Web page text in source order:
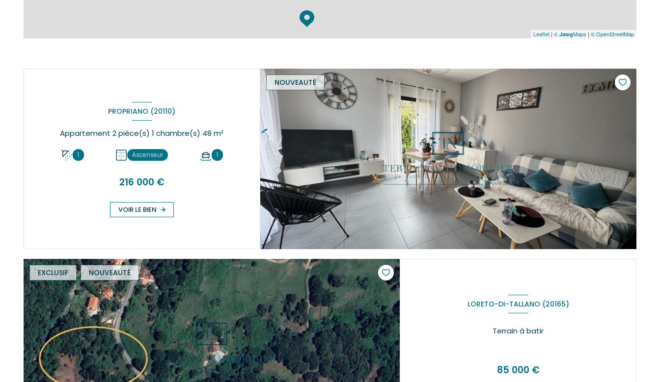
Leaflet | © JawgMaps | © OpenStreetMap
NOUVEAUTÉ
PROPRIANO (20110)
Appartement 2 pièce(s) 1 chambre(s) 48 m²
1 Ascenseur 1
216 000 €
VOIR LE BIEN
EXCLUSIF NOUVEAUTÉ
LORETO-DI-TALLANO (20165)
Terrain à batir
85 000 €